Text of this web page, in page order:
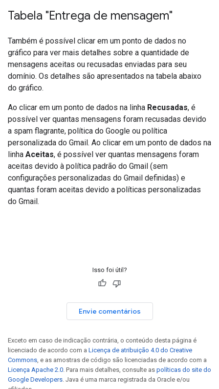
Tabela "Entrega de mensagem"
Também é possível clicar em um ponto de dados no
gráfico para ver mais detalhes sobre a quantidade de
mensagens aceitas ou recusadas enviadas para seu
domínio. Os detalhes são apresentados na tabela abaixo
do gráfico.
Ao clicar em um ponto de dados na linha Recusadas, é
possível ver quantas mensagens foram recusadas devido
a spam flagrante, política do Google ou política
personalizada do Gmail. Ao clicar em um ponto de dados na
linha Aceitas, é possível ver quantas mensagens foram
aceitas devido à política padrão do Gmail (sem
configurações personalizadas do Gmail definidas) e
quantas foram aceitas devido a políticas personalizadas
do Gmail.
Isso foi útil?
Envie comentários
Exceto em caso de indicação contrária, o conteúdo desta página é
licenciado de acordo com a Licença de atribuição 4.0 do Creative
Commons, e as amostras de código são licenciadas de acordo com a
Licença Apache 2.0. Para mais detalhes, consulte as políticas do site do
Google Developers. Java é uma marca registrada da Oracle e/ou